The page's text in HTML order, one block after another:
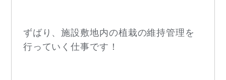
ずばり、施設敷地内の植栽の維持管理を
行っていく仕事です！